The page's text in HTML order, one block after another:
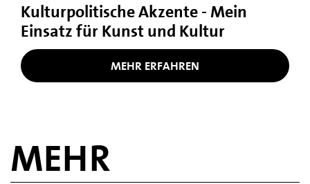
Kulturpolitische Akzente - Mein
Einsatz für Kunst und Kultur
MEHR ERFAHREN
MEHR